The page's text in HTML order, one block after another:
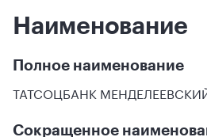
Наименование
Полное наименование
ТАТСОЦБАНК
Сокращенное